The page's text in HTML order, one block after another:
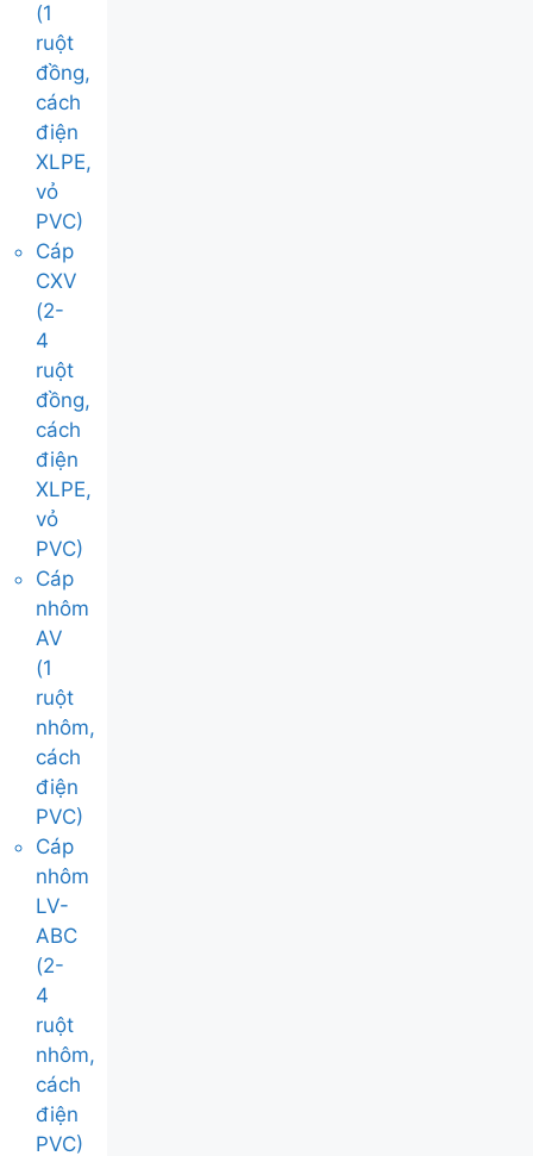
(1
ruột
đồng,
cách
điện
XLPE,
vỏ
PVC)
Cáp
CXV
(2-
4
ruột
đồng,
cách
điện
XLPE,
vỏ
PVC)
Cáp
nhôm
AV
(1
ruột
nhôm,
cách
điện
PVC)
Cáp
nhôm
LV-
ABC
(2-
4
ruột
nhôm,
cách
điện
PVC)